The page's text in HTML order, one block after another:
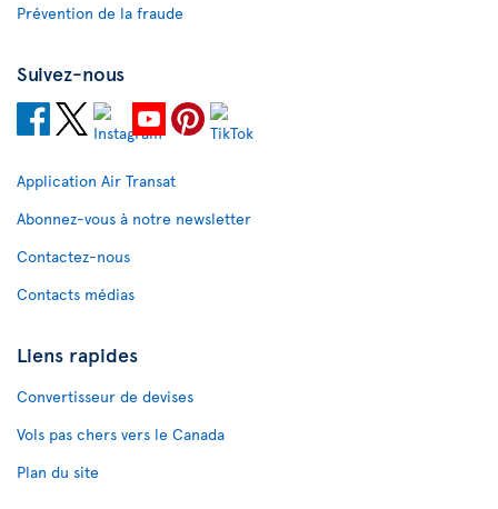
Prévention de la fraude
Suivez-nous
Application Air Transat
Abonnez-vous à notre newsletter
Contactez-nous
Contacts médias
Liens rapides
Convertisseur de devises
Vols pas chers vers le Canada
Plan du site